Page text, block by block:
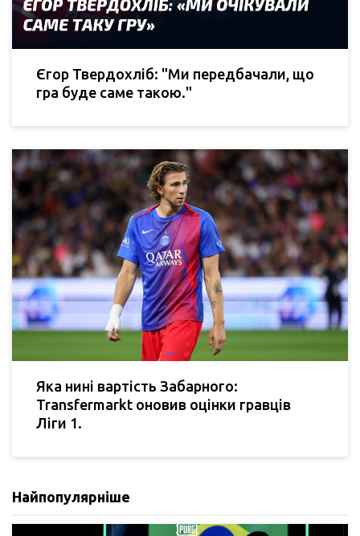
Єгор Твердохліб: "Ми передбачали, що
гра буде саме такою."
Яка нині вартість Забарного:
Transfermarkt оновив оцінки гравців
Ліги 1.
Найпопулярніше